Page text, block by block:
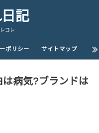
記
コレ
ポリシー サイトマップ
病気?ブランドは